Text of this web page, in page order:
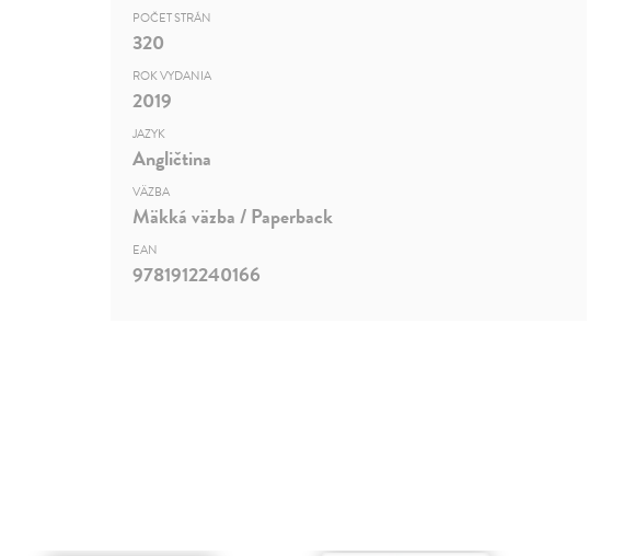
POČET STRÁN
320
ROK VYDANIA
2019
JAZYK
Angličtina
VÄZBA
Mäkká väzba / Paperback
EAN
9781912240166